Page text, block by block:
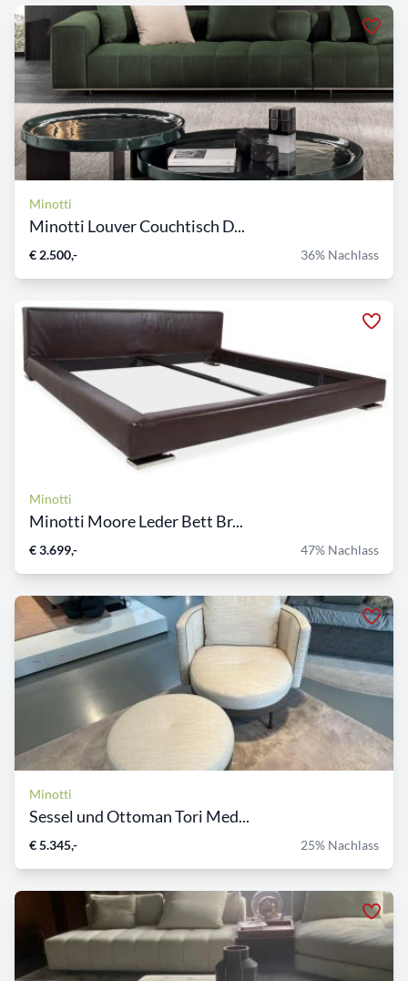
Minotti
Minotti Louver Couchtisch D...
€ 2.500,- 36% Nachlass
Minotti
Minotti Moore Leder Bett Br...
€ 3.699,- 47% Nachlass
Minotti
Sessel und Ottoman Tori Med...
€ 5.345,- 25% Nachlass